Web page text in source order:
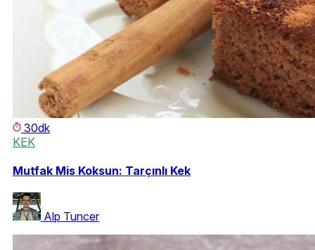
30dk
KEK
Mutfak Mis Koksun: Tarçınlı Kek
Alp Tuncer